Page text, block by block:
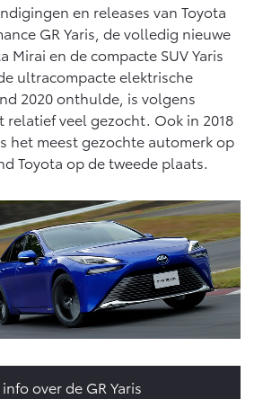
Vanaf € 49.995,-
bZ4X Touring
BATTERIJ-ELEKTRISCH
Vanaf € 48.995,-
Proace City (excl. BTW)
OOK ALS BATTERIJ-
en releases van Toyota
GR Yaris, de volledig nieuwe
Mirai en de compacte SUV Yaris
ultracompacte elektrische
2020 onthulde, is volgens
relatief veel gezocht. Ook in 2018
het meest gezochte automerk op
Toyota op de tweede plaats.
over de GR Yaris